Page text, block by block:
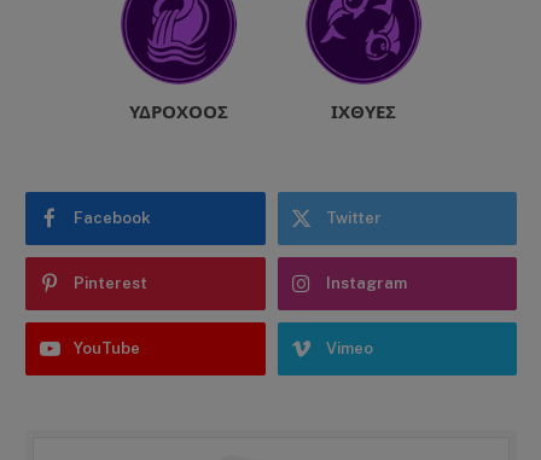
ΥΔΡΟΧΌΟΣ ΙΧΘΎΕΣ
Facebook Twitter
Pinterest Instagram
YouTube Vimeo